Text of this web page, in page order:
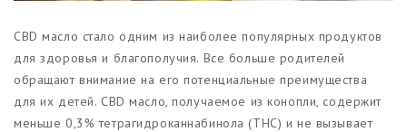
CBD масло стало одним из наиболее популярных продуктов
для здоровья и благополучия. Все больше родителей
обращают внимание на его потенциальные преимущества
для их детей. CBD масло, получаемое из конопли, содержит
меньше 0,3% тетрагидроканнабинола (THC) и не вызывает